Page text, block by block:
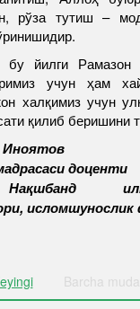
рўза тутиш –
бу йилги Рамазон
учун ҳам
халқимиз учун
қилиб беришини
Иноятов
доценти
Barcha